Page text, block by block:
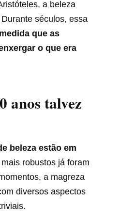
a beleza
séculos, essa
que as
o que era
anos talvez
beleza estão em
robustos já foram
a magreza
diversos aspectos